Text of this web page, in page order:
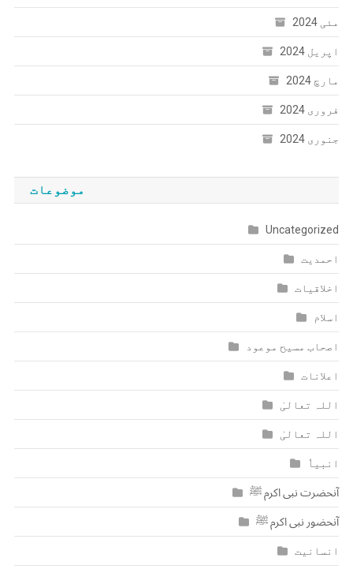
مئی 2024
اپریل 2024
مارچ 2024
فروری 2024
جنوری 2024
موضوعات
Uncategorized
احمدیت
اخلاقیات
اسلام
اصحاب مسیح موعود
اعلانات
اللہ تعالیٰ
اللہ تعالیٰ
انبیاٗ
آنحضرت نبی اکرم ﷺ
آنحضور نبی اکرم ﷺ
انسانیت